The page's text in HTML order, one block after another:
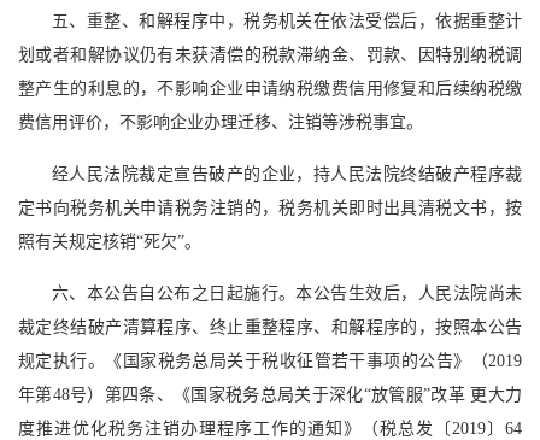
五、重整、和解程序中，税务机关在依法受偿后，依据重整计
划或者和解协议仍有未获清偿的税款滞纳金、罚款、因特别纳税调
整产生的利息的，不影响企业申请纳税缴费信用修复和后续纳税缴
费信用评价，不影响企业办理迁移、注销等涉税事宜。
经人民法院裁定宣告破产的企业，持人民法院终结破产程序裁
定书向税务机关申请税务注销的，税务机关即时出具清税文书，按
照有关规定核销“死欠”。
六、本公告自公布之日起施行。本公告生效后，人民法院尚未
裁定终结破产清算程序、终止重整程序、和解程序的，按照本公告
规定执行。《国家税务总局关于税收征管若干事项的公告》（2019
年第48号）第四条、《国家税务总局关于深化“放管服”改革 更大力
度推进优化税务注销办理程序工作的通知》（税总发〔2019〕64